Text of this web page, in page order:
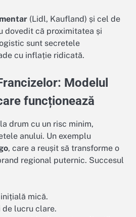
(Lidl, Kaufland) și cel de
dovedit că proximitatea și
sunt secretele
cu inflație ridicată.
Modelul
funcționează
drum cu un risc minim,
anului. Un exemplu
, care a reușit să transforme o
regional puternic. Succesul
mică.
de lucru clare.